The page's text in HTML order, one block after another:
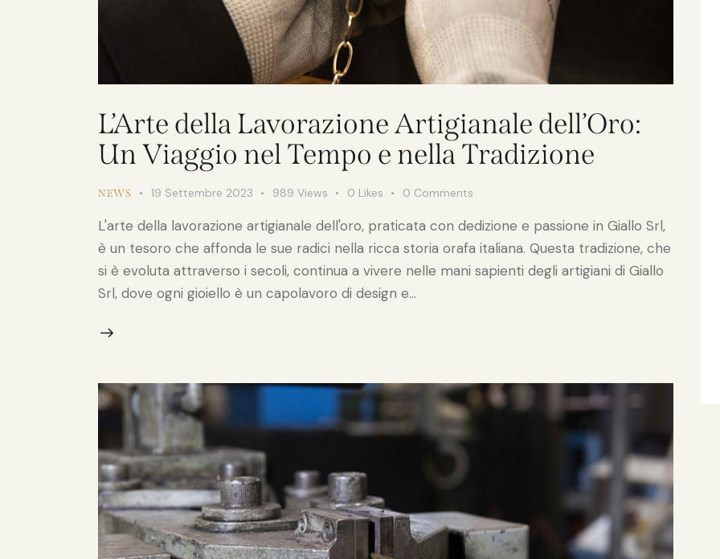
L’Arte della Lavorazione Artigianale dell’Oro:
Un Viaggio nel Tempo e nella Tradizione
NEWS 19 Settembre 2023 989 Views 0 Likes 0 Comments
L'arte della lavorazione artigianale dell'oro, praticata con dedizione e passione in Giallo Srl,
è un tesoro che affonda le sue radici nella ricca storia orafa italiana. Questa tradizione, che
si è evoluta attraverso i secoli, continua a vivere nelle mani sapienti degli artigiani di Giallo
Srl, dove ogni gioiello è un capolavoro di design e…